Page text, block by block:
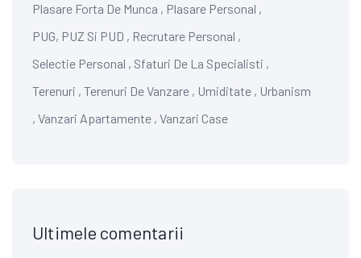
Plasare Forta De Munca , Plasare Personal ,
PUG, PUZ Si PUD , Recrutare Personal ,
Selectie Personal , Sfaturi De La Specialisti ,
Terenuri , Terenuri De Vanzare , Umiditate , Urbanism
, Vanzari Apartamente , Vanzari Case
Ultimele comentarii